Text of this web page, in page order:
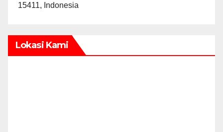
15411, Indonesia
Lokasi Kami